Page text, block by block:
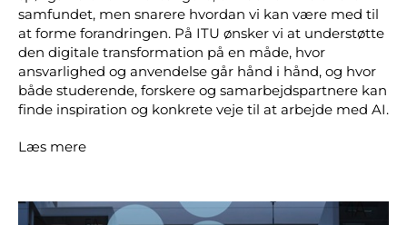
samfundet, men snarere hvordan vi kan være med til
at forme forandringen. På ITU ønsker vi at understøtte
den digitale transformation på en måde, hvor
ansvarlighed og anvendelse går hånd i hånd, og hvor
både studerende, forskere og samarbejdspartnere kan
finde inspiration og konkrete veje til at arbejde med AI.
Læs mere